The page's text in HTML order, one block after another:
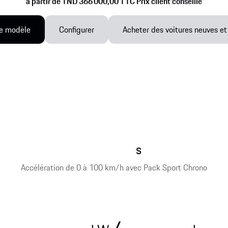
modèle Configurer Acheter des voitures neuves et
Accélération de 0 à 100 km/h avec Pack Sport Chrono
s